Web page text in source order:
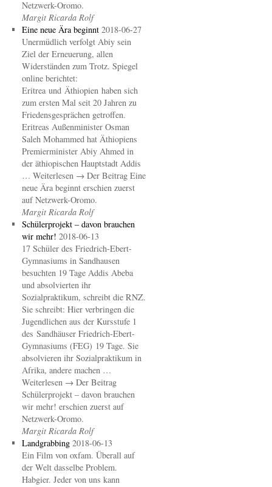
Netzwerk-Oromo.
Margit Ricarda Rolf
Eine neue Ära beginnt 2018-06-27
Unermüdlich verfolgt Abiy sein
Ziel der Erneuerung, allen
Widerständen zum Trotz. Spiegel
online berichtet:
Eritrea und Äthiopien haben sich
zum ersten Mal seit 20 Jahren zu
Friedensgesprächen getroffen.
Eritreas Außenminister Osman
Saleh Mohammed hat Äthiopiens
Premierminister Abiy Ahmed in
der äthiopischen Hauptstadt Addis
… Weiterlesen → Der Beitrag Eine
neue Ära beginnt erschien zuerst
auf Netzwerk-Oromo.
Margit Ricarda Rolf
Schülerprojekt – davon brauchen
wir mehr! 2018-06-13
17 Schüler des Friedrich-Ebert-
Gymnasiums in Sandhausen
besuchten 19 Tage Addis Abeba
und absolvierten ihr
Sozialpraktikum, schreibt die RNZ.
Sie schreibt: Hier verbringen die
Jugendlichen aus der Kursstufe 1
des Sandhäuser Friedrich-Ebert-
Gymnasiums (FEG) 19 Tage. Sie
absolvieren ihr Sozialpraktikum in
Afrika, andere machen …
Weiterlesen → Der Beitrag
Schülerprojekt – davon brauchen
wir mehr! erschien zuerst auf
Netzwerk-Oromo.
Margit Ricarda Rolf
Landgrabbing 2018-06-13
Ein Film von oxfam. Überall auf
der Welt dasselbe Problem.
Habgier. Jeder von uns kann